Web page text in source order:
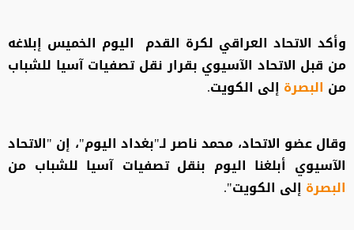
وأكد الاتحاد العراقي لكرة القدم اليوم الخميس إبلاغه
من قبل الاتحاد الآسيوي بقرار نقل تصفيات آسيا للشباب
من البصرة إلى الكويت.
وقال عضو الاتحاد، محمد ناصر لـ"بغداد اليوم"، إن "الاتحاد
الآسيوي أبلغنا اليوم بنقل تصفيات آسيا للشباب من
البصرة إلى الكويت".